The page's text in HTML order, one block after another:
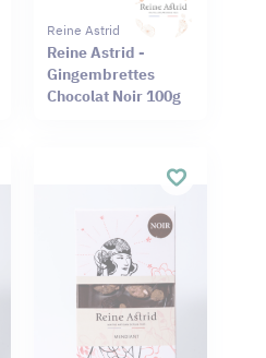
Reine Astrid
Reine Astrid -
Gingembrettes
Chocolat Noir 100g